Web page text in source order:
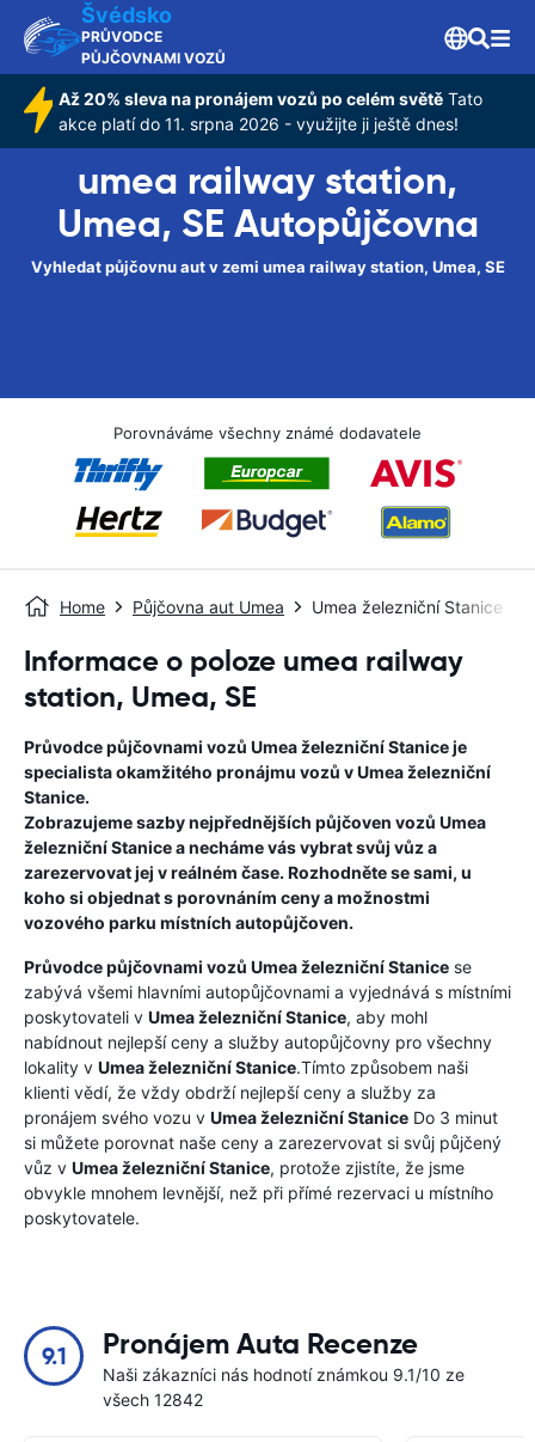
Švédsko
PRŮVODCE
PŮJČOVNAMI VOZŮ
Až 20% sleva na pronájem vozů po celém světě Tato
akce platí do 11. srpna 2026 - využijte ji ještě dnes!
umea railway station,
Umea, SE Autopůjčovna
Vyhledat půjčovnu aut v zemi umea railway station, Umea, SE
Porovnáváme všechny známé dodavatele
Home Půjčovna aut Umea Umea železniční Stanice
Informace o poloze umea railway
station, Umea, SE
Průvodce půjčovnami vozů Umea železniční Staniceje
specialista okamžitého pronájmu vozů vUmea železniční
Stanice.
Zobrazujeme sazby nejpřednějších půjčoven vozů Umea
železniční Stanicea necháme vás vybrat svůj vůz a
zarezervovat jej v reálném čase. Rozhodněte se sami, u
koho si objednat s porovnáním ceny a možnostmi
vozového parku místních autopůjčoven.
Průvodce půjčovnami vozů Umea železniční Stanice se
zabývá všemi hlavními autopůjčovnami a vyjednává s místními
poskytovateli v Umea železniční Stanice, aby mohl
nabídnout nejlepší ceny a služby autopůjčovny pro všechny
lokality v Umea železniční Stanice.Tímto způsobem naši
klienti vědí, že vždy obdrží nejlepší ceny a služby za
pronájem svého vozu v Umea železniční Stanice Do 3 minut
si můžete porovnat naše ceny a zarezervovat si svůj půjčený
vůz v Umea železniční Stanice, protože zjistíte, že jsme
obvykle mnohem levnější, než při přímé rezervaci u místního
poskytovatele.
9.1 Pronájem Auta Recenze
Naši zákazníci nás hodnotí známkou 9.1/10 ze
všech 12842